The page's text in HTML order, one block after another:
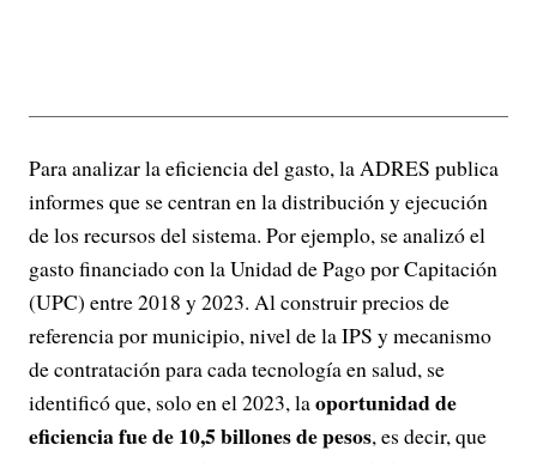
Para analizar la eficiencia del gasto, la ADRES publica
informes que se centran en la distribución y ejecución
de los recursos del sistema. Por ejemplo, se analizó el
gasto financiado con la Unidad de Pago por Capitación
(UPC) entre 2018 y 2023. Al construir precios de
referencia por municipio, nivel de la IPS y mecanismo
de contratación para cada tecnología en salud, se
identificó que, solo en el 2023, laoportunidad de
eficiencia fue de 10,5 billones de pesos, es decir, que